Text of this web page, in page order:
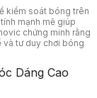
kiểm soát bóng trên
mạnh mẽ giúp
chứng minh rằng
và tư duy chơi bóng
Dáng Cao